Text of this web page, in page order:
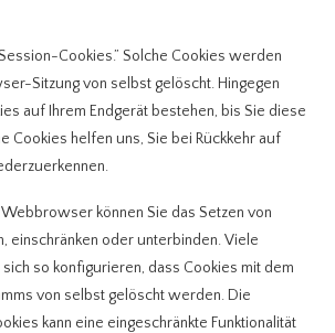
Cookies.” Solche Cookies werden
Sitzung von selbst gelöscht. Hingegen
auf Ihrem Endgerät bestehen, bis Sie diese
Cookies helfen uns, Sie bei Rückkehr auf
können Sie das Setzen von
einschränken oder unterbinden. Viele
so konfigurieren, dass Cookies mit dem
von selbst gelöscht werden. Die
kann eine eingeschränkte Funktionalität